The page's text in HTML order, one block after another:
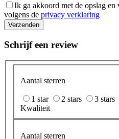
Ik ga akkoord met de opslag
volgens de privacy verklaring
Verzenden
Schrijf een review
Aantal sterren
1 star 2 stars 3 stars
Kwaliteit
Aantal sterren